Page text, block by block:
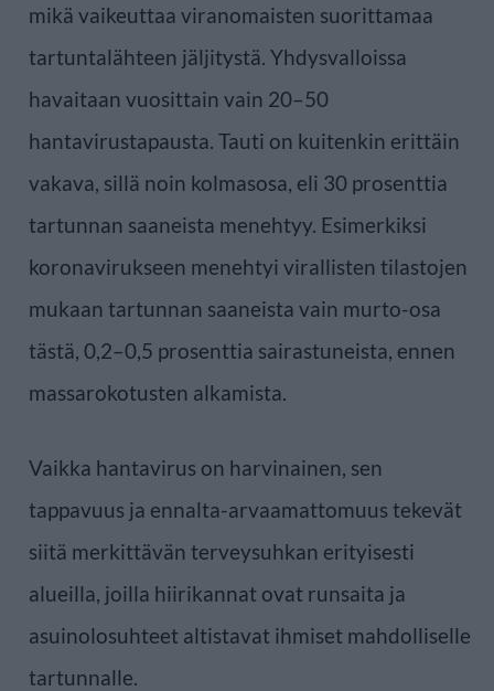
mikä vaikeuttaa viranomaisten suorittamaa
tartuntalähteen jäljitystä. Yhdysvalloissa
havaitaan vuosittain vain 20–50
hantavirustapausta. Tauti on kuitenkin erittäin
vakava, sillä noin kolmasosa, eli 30 prosenttia
tartunnan saaneista menehtyy. Esimerkiksi
koronavirukseen menehtyi virallisten tilastojen
mukaan tartunnan saaneista vain murto-osa
tästä, 0,2–0,5 prosenttia sairastuneista, ennen
massarokotusten alkamista.
Vaikka hantavirus on harvinainen, sen
tappavuus ja ennalta-arvaamattomuus tekevät
siitä merkittävän terveysuhkan erityisesti
alueilla, joilla hiirikannat ovat runsaita ja
asuinolosuhteet altistavat ihmiset mahdolliselle
tartunnalle.